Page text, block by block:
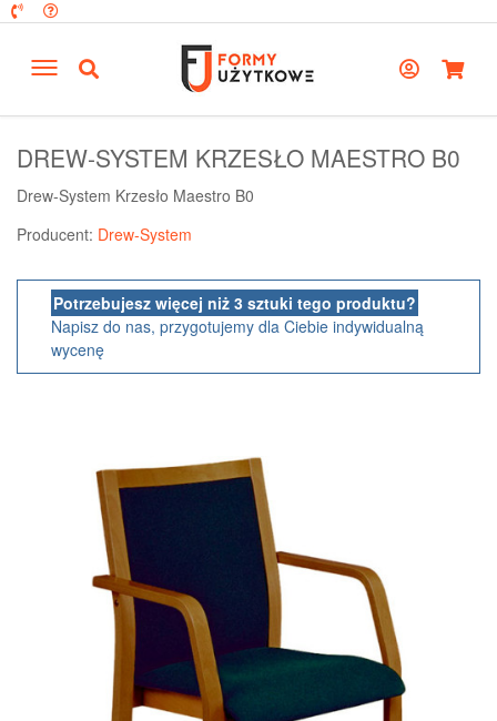
DREW-SYSTEM KRZESŁO MAESTRO B0
Drew-System Krzesło Maestro B0
Producent: Drew-System
Potrzebujesz więcej niż 3 sztuki tego produktu?
Napisz do nas, przygotujemy dla Ciebie indywidualną
wycenę